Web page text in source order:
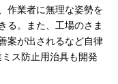
作業者に無理な姿勢を
る。また、工場のさま
案が出されるなど自律
ス防止用治具も開発